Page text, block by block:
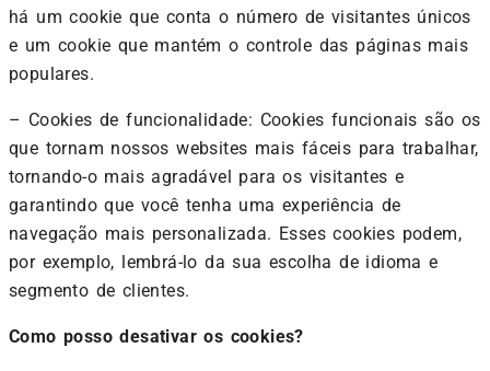
há um cookie que conta o número de visitantes únicos
e um cookie que mantém o controle das páginas mais
populares.
– Cookies de funcionalidade: Cookies funcionais são os
que tornam nossos websites mais fáceis para trabalhar,
tornando-o mais agradável para os visitantes e
garantindo que você tenha uma experiência de
navegação mais personalizada. Esses cookies podem,
por exemplo, lembrá-lo da sua escolha de idioma e
segmento de clientes.
Como posso desativar os cookies?